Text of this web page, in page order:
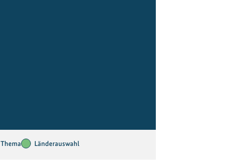
Thema Länderauswahl